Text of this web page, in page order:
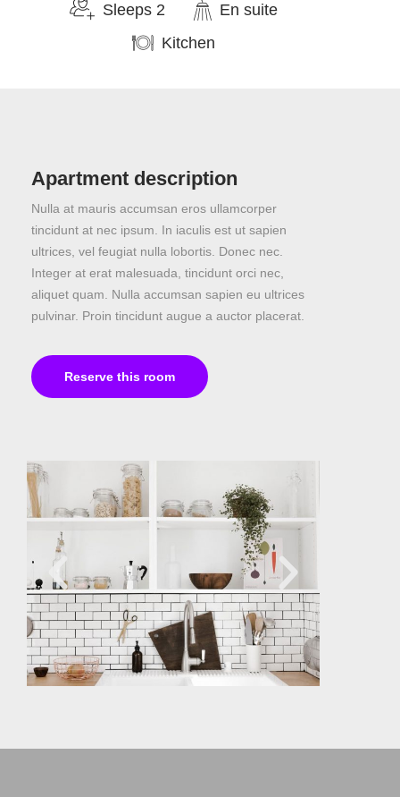
Sleeps 2
En suite
Kitchen
Apartment description
Nulla at mauris accumsan eros ullamcorper
tincidunt at nec ipsum. In iaculis est ut sapien
ultrices, vel feugiat nulla lobortis. Donec nec.
Integer at erat malesuada, tincidunt orci nec,
aliquet quam. Nulla accumsan sapien eu ultrices
pulvinar. Proin tincidunt augue a auctor placerat.
Reserve this room